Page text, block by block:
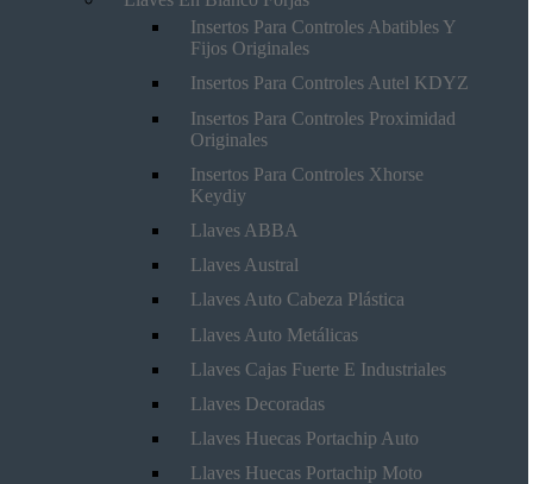
Insertos Para Controles Abatibles Y
Fijos Originales
Insertos Para Controles Autel KDYZ
Insertos Para Controles Proximidad
Originales
Insertos Para Controles Xhorse
Keydiy
Llaves ABBA
Llaves Austral
Llaves Auto Cabeza Plástica
Llaves Auto Metálicas
Llaves Cajas Fuerte E Industriales
Llaves Decoradas
Llaves Huecas Portachip Auto
Llaves Huecas Portachip Moto